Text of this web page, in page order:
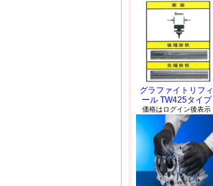
グラファイトリフィ
ール TW425タイプ
価格はログイン後表示